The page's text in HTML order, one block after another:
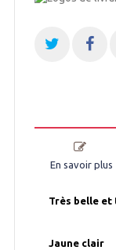
En savoir plus
Très belle et
Jaune clair